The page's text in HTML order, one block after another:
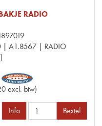
RADIO
| A1.8567 | RADIO
excl. btw)
Info Bestel